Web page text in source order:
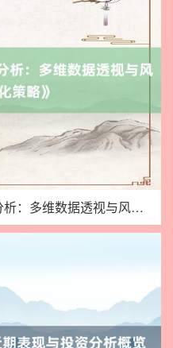
# 《深度解析投资组合收益分析：多维数据透视与风险收益优化策